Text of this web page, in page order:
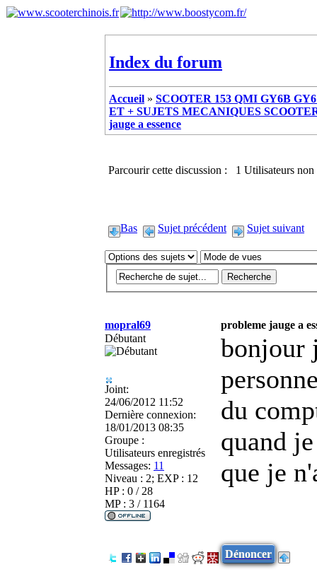
Index du forum
Accueil » SCOOTER 153 QMI GY6B
ET + SUJETS MECANIQUES
jauge a essence
Parcourir cette discussion : 1 Utilisateurs non
Bas Sujet précédent Sujet suivant
mopral69
probleme jauge a
Débutant
Joint:
24/06/2012 11:52
Dernière connexion:
18/01/2013 08:35
Groupe :
Utilisateurs enregistrés
Messages: 11
Niveau : 2; EXP : 12
HP : 0 / 28
MP : 3 / 1164
bonjour
du
quand
que je
Dénoncer